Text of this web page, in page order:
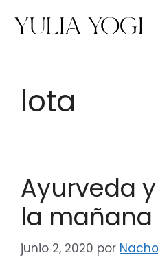
lota
Ayurveda
la mañana
junio 2, 2020 por Nacho